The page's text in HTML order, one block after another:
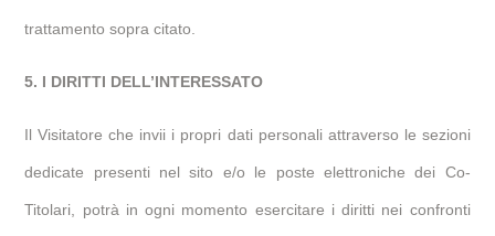
trattamento sopra citato.
5. I DIRITTI DELL’INTERESSATO
Il Visitatore che invii i propri dati personali attraverso le sezioni
dedicate presenti nel sito e/o le poste elettroniche dei Co-
Titolari, potrà in ogni momento esercitare i diritti nei confronti